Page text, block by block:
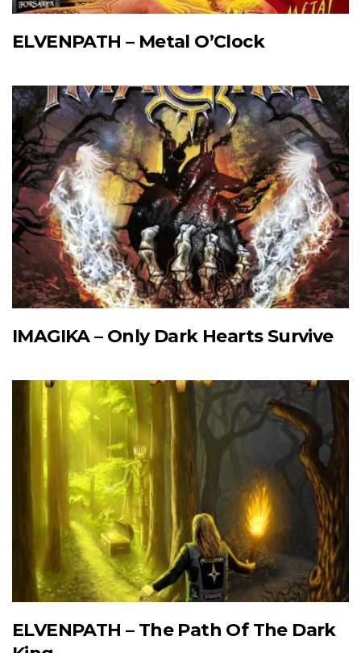
ELVENPATH – Metal O’Clock
IMAGIKA – Only Dark Hearts Survive
ELVENPATH – The Path Of The Dark